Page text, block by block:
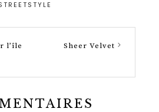
l’île
Sheer Velvet